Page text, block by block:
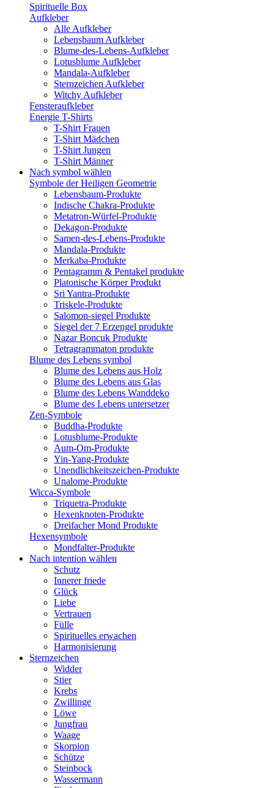
Spirituelle Box
Aufkleber
Alle Aufkleber
Lebensbaum Aufkleber
Blume-des-Lebens-Aufkleber
Lotusblume Aufkleber
Mandala-Aufkleber
Sternzeichen Aufkleber
Witchy Aufkleber
Fensteraufkleber
Energie T-Shirts
T-Shirt Frauen
T-Shirt Mädchen
T-Shirt Jungen
T-Shirt Männer
Nach symbol wählen
Symbole der Heiligen Geometrie
Lebensbaum-Produkte
Indische Chakra-Produkte
Metatron-Würfel-Produkte
Dekagon-Produkte
Samen-des-Lebens-Produkte
Mandala-Produkte
Merkaba-Produkte
Pentagramm & Pentakel produkte
Platonische Körper Produkt
Sri Yantra-Produkte
Triskele-Produkte
Salomon-siegel Produkte
Siegel der 7 Erzengel produkte
Nazar Boncuk Produkte
Tetragrammaton produkte
Blume des Lebens symbol​
Blume des Lebens aus Holz
Blume des Lebens aus Glas
Blume des Lebens Wanddeko
Blume des Lebens untersetzer
Zen-Symbole
Buddha-Produkte
Lotusblume-Produkte
Aum-Om-Produkte
Yin-Yang-Produkte
Unendlichkeitszeichen-Produkte
Unalome-Produkte
Wicca-Symbole
Triquetra-Produkte
Hexenknoten-Produkte
Dreifacher Mond Produkte
Hexensymbole
Mondfalter-Produkte
Nach intention wählen
Schutz
Innerer friede
Glück
Liebe
Vertrauen
Fülle
Spirituelles erwachen
Harmonisierung
Sternzeichen
Widder
Stier
Krebs
Zwillinge
Löwe
Jungfrau
Waage
Skorpion
Schütze
Steinbock
Wassermann